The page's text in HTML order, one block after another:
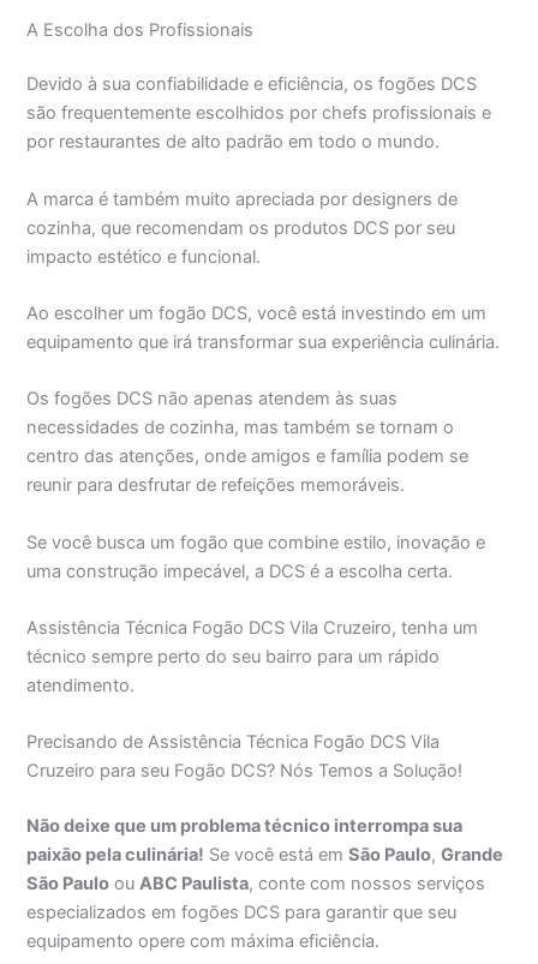
A Escolha dos Profissionais
Devido à sua confiabilidade e eficiência, os fogões DCS
são frequentemente escolhidos por chefs profissionais e
por restaurantes de alto padrão em todo o mundo.
A marca é também muito apreciada por designers de
cozinha, que recomendam os produtos DCS por seu
impacto estético e funcional.
Ao escolher um fogão DCS, você está investindo em um
equipamento que irá transformar sua experiência culinária.
Os fogões DCS não apenas atendem às suas
necessidades de cozinha, mas também se tornam o
centro das atenções, onde amigos e família podem se
reunir para desfrutar de refeições memoráveis.
Se você busca um fogão que combine estilo, inovação e
uma construção impecável, a DCS é a escolha certa.
Assistência Técnica Fogão DCS Vila Cruzeiro, tenha um
técnico sempre perto do seu bairro para um rápido
atendimento.
Precisando de Assistência Técnica Fogão DCS Vila
Cruzeiro para seu Fogão DCS? Nós Temos a Solução!
Não deixe que um problema técnico interrompa sua
paixão pela culinária! Se você está emSão Paulo,Grande
São Paulo ouABC Paulista, conte com nossos serviços
especializados em fogões DCS para garantir que seu
equipamento opere com máxima eficiência.